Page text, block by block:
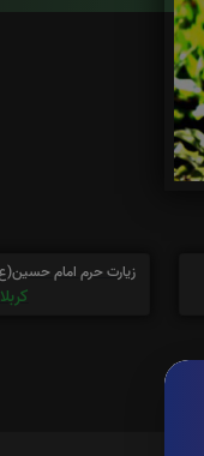
زیارت حرم امام
کربلا